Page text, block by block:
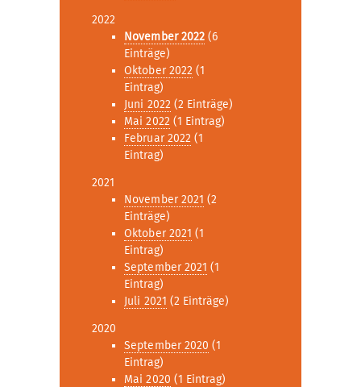
2022
November 2022 (6
Einträge)
Oktober 2022 (1
Eintrag)
Juni 2022 (2 Einträge)
Mai 2022 (1 Eintrag)
Februar 2022 (1
Eintrag)
2021
November 2021 (2
Einträge)
Oktober 2021 (1
Eintrag)
September 2021 (1
Eintrag)
Juli 2021 (2 Einträge)
2020
September 2020 (1
Eintrag)
Mai 2020 (1 Eintrag)